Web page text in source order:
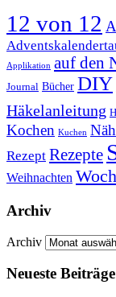
12 von 12
Applikation auf den
Journal Bücher DIY
Häkelanleitung
Kochen Kuchen
Rezept Rezepte
Weihnachten
Archiv
Archiv
Neueste Beiträge